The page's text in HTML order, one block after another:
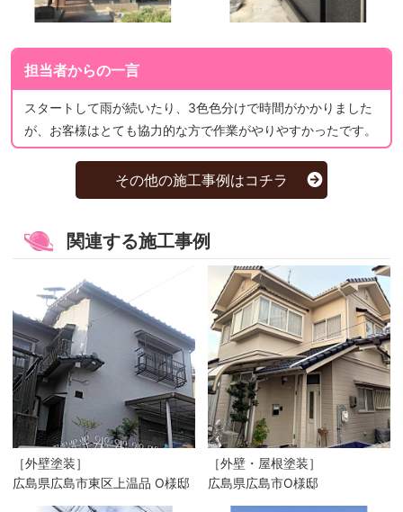
担当者からの一言
スタートして雨が続いたり、3色色分けで時間がかかりました
が、お客様はとても協力的な方で作業がやりやすかったです。
その他の施工事例はコチラ
関連する施工事例
［外壁塗装］
広島県広島市東区上温品 O様邸
［外壁・屋根塗装］
広島県広島市O様邸